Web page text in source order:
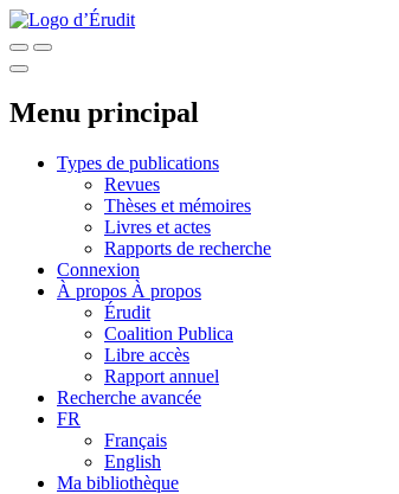
Menu principal
Types de publications
Revues
Thèses et mémoires
Livres et actes
Rapports de recherche
Connexion
À propos À propos
Érudit
Coalition Publica
Libre accès
Rapport annuel
Recherche avancée
FR
Français
English
Ma bibliothèque